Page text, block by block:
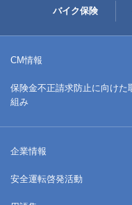
バイク保険
CM情報
保険金不正請求防止に向けた
組み
企業情報
安全運転啓発活動